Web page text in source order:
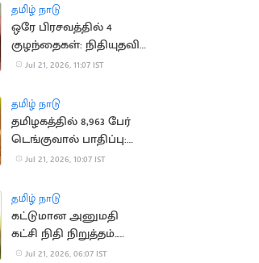
தமிழ் நாடு
ஒரே பிரசவத்தில் 4
குழந்தைகள்: நிதியுதவி
கோரும் ஆஸ்திரேலிய
Jul 21, 2026, 11:07 IST
தமிழ் நாடு
தமிழகத்தில் 8,963 பேர்
டெங்குவால் பாதிப்பு:
சுகாதாரத்துறை தகவல்
Jul 21, 2026, 10:07 IST
தமிழ் நாடு
கட்டுமான அனுமதி
கட்சி நிதி நிறுத்தம்..
வீடுகள் விலை
Jul 21, 2026, 06:07 IST